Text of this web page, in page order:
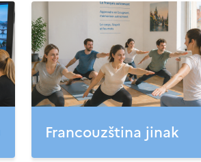
Francouzština jinak